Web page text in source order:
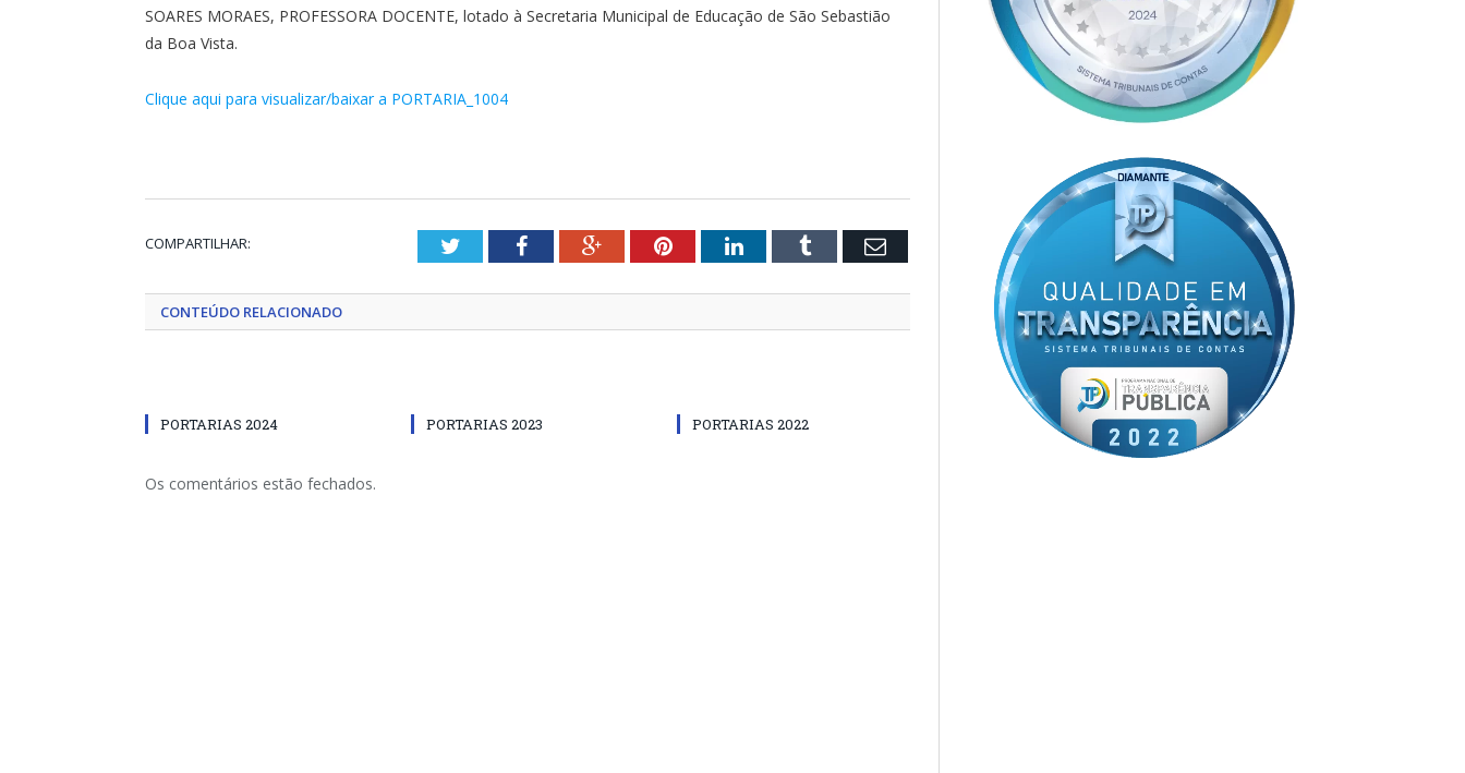
SOARES MORAES, PROFESSORA DOCENTE, lotado à Secretaria Municipal de Educação de São Sebastião
da Boa Vista.
Clique aqui para visualizar/baixar a PORTARIA_1004
COMPARTILHAR: TwitterFacebookGoogle+PinterestLinkedInTumblr Email
CONTEÚDO RELACIONADO
PORTARIAS 2024 PORTARIAS 2023 PORTARIAS 2022
Os comentários estão fechados.